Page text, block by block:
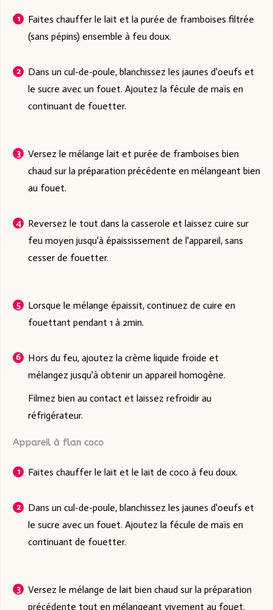
Faites chauffer le lait et la purée de framboises filtrée
(sans pépins) ensemble à feu doux.
Dans un cul-de-poule, blanchissez les jaunes d'oeufs et
le sucre avec un fouet. Ajoutez la fécule de maïs en
continuant de fouetter.
Versez le mélange lait et purée de framboises bien
chaud sur la préparation précédente en mélangeant bien
au fouet.
Reversez le tout dans la casserole et laissez cuire sur
feu moyen jusqu'à épaississement de l'appareil, sans
cesser de fouetter.
Lorsque le mélange épaissit, continuez de cuire en
fouettant pendant 1 à 2min.
Hors du feu, ajoutez la crème liquide froide et
mélangez jusqu'à obtenir un appareil homogène.
Filmez bien au contact et laissez refroidir au
réfrigérateur.
Appareil à flan coco
Faites chauffer le lait et le lait de coco à feu doux.
Dans un cul-de-poule, blanchissez les jaunes d'oeufs et
le sucre avec un fouet. Ajoutez la fécule de maïs en
continuant de fouetter.
Versez le mélange de lait bien chaud sur la préparation
précédente tout en mélangeant vivement au fouet.